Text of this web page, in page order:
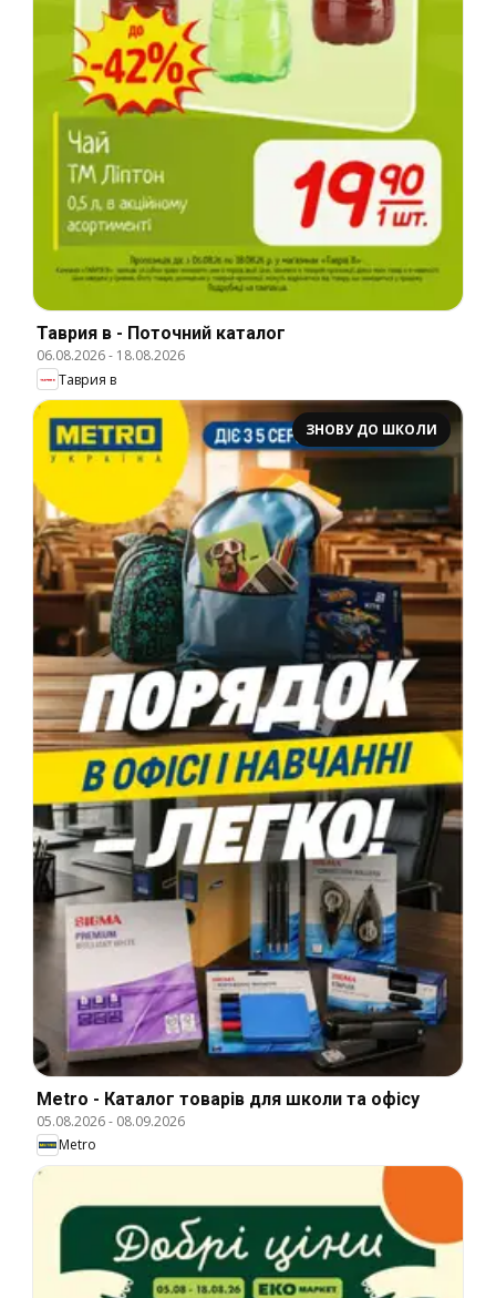
Таврия в - Поточний каталог
06.08.2026- 18.08.2026
Таврия в
ЗНОВУ ДО ШКОЛИ
Metro - Каталог товарів для школи та офісу
05.08.2026- 08.09.2026
Metro